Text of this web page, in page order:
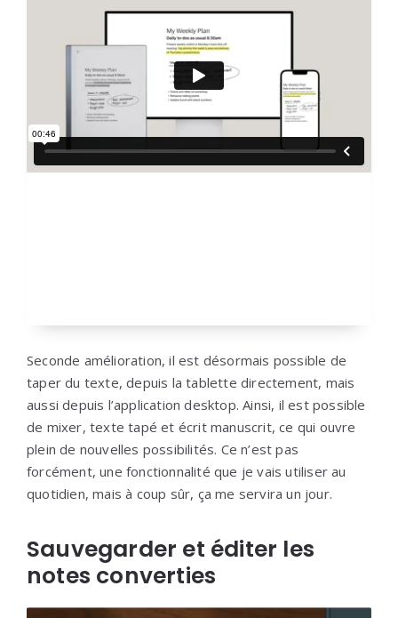
Seconde amélioration, il est désormais possible de
taper du texte, depuis la tablette directement, mais
aussi depuis l’application desktop. Ainsi, il est possible
de mixer, texte tapé et écrit manuscrit, ce qui ouvre
plein de nouvelles possibilités. Ce n’est pas
forcément, une fonctionnalité que je vais utiliser au
quotidien, mais à coup sûr, ça me servira un jour.
Sauvegarder et éditer les
notes converties